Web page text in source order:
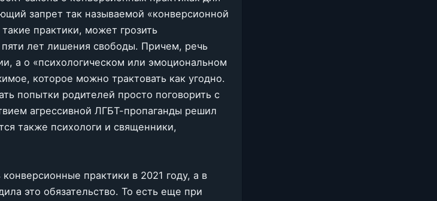
запрет так называемой «конверсионной
практики, может грозить
лет лишения свободы. Причем, речь
а о «психологическом или эмоциональном
которое можно трактовать как угодно.
попытки родителей просто поговорить с
агрессивной ЛГБТ-пропаганды решил
также психологи и священники,
конверсионные практики в 2021 году, а в
это обязательство. То есть еще при